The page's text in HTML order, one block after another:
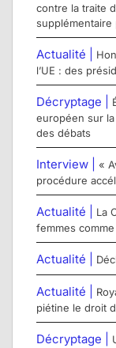
contre la traite
Actualité |
l’UE : des
Décryptage |
européen sur
des débats
Interview |
«
procédure
Actualité |
La
femmes
Actualité |
Actualité |
piétine le droit
Décryptage |